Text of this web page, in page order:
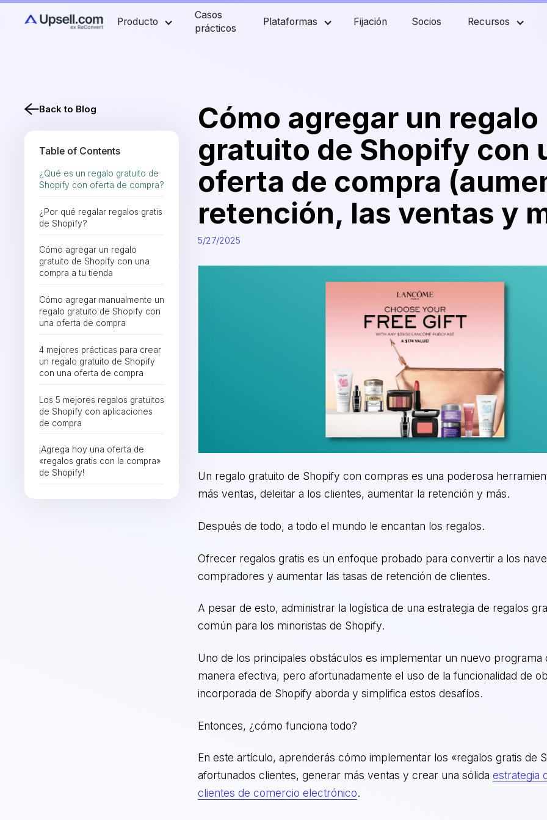
Producto
Casos
prácticos
Plataformas Fijación Socios Recursos
Back to Blog
Table of Contents
¿Qué es un regalo gratuito de
Shopify con oferta de compra?
¿Por qué regalar regalos gratis
de Shopify?
Cómo agregar un regalo
gratuito de Shopify con una
compra a tu tienda
Cómo agregar manualmente un
regalo gratuito de Shopify con
una oferta de compra
4 mejores prácticas para crear
un regalo gratuito de Shopify
con una oferta de compra
Los 5 mejores regalos gratuitos
de Shopify con aplicaciones
de compra
¡Agrega hoy una oferta de
«regalos gratis con la compra»
de Shopify!
Cómo agregar un regalo
gratuito de Shopify con
oferta de compra
retención, las ventas y
5/27/2025
Un regalo gratuito de Shopify con compras es una poderosa
más ventas, deleitar a los clientes, aumentar la retención y más.
Después de todo, a todo el mundo le encantan los regalos.
Ofrecer regalos gratis es un enfoque probado para convertir a los
compradores y aumentar las tasas de retención de clientes.
A pesar de esto, administrar la logística de una estrategia de regalos
común para los minoristas de Shopify.
Uno de los principales obstáculos es implementar un nuevo programa
manera efectiva, pero afortunadamente el uso de la funcionalidad de
incorporada de Shopify aborda y simplifica estos desafíos.
Entonces, ¿cómo funciona todo?
En este artículo, aprenderás cómo implementar los «regalos gratis de
afortunados clientes, generar más ventas y crear una sólidaestrategia
clientes de comercio electrónico.